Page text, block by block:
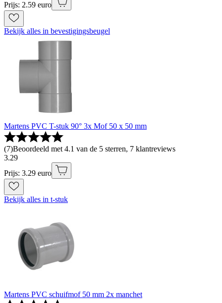
Prijs: 2.59 euro
Bekijk alles in bevestigingsbeugel
Martens PVC T-stuk 90° 3x Mof 50 x 50 mm
(7)Beoordeeld met 4.1 van de 5 sterren, 7 klantreviews
3.29
Prijs: 3.29 euro
Bekijk alles in t-stuk
Martens PVC schuifmof 50 mm 2x manchet